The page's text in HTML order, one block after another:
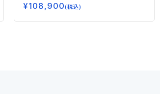
¥108,900(税込)